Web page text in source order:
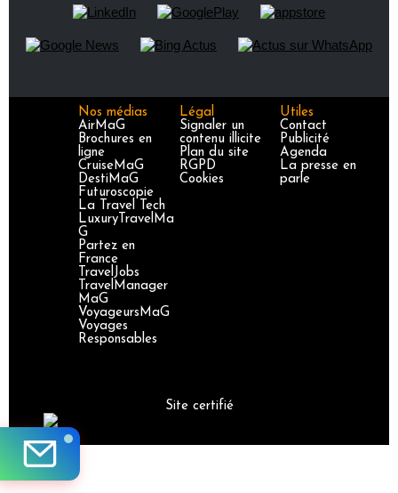
Nos médias
AirMaG
Brochures en
ligne
CruiseMaG
DestiMaG
Futuroscopie
La Travel Tech
LuxuryTravelMa
G
Partez en
France
TravelJobs
TravelManager
MaG
VoyageursMaG
Voyages
Responsables
Légal
Signaler un
contenu illicite
Plan du site
RGPD
Cookies
Utiles
Contact
Publicité
Agenda
La presse en
parle
Site certifié